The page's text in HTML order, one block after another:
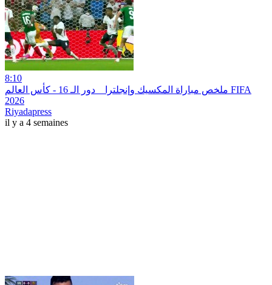
8:10
ملخص مباراة المكسيك وإنجلترا _ دور الـ 16 - كأس العالم FIFA
2026
Riyadapress
il y a 4 semaines